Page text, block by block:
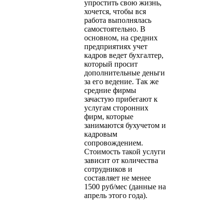
упростить свою жизнь,
хочется, чтобы вся
работа выполнялась
самостоятельно. В
основном, на средних
предприятиях учет
кадров ведет бухгалтер,
который просит
дополнительные деньги
за его ведение. Так же
средние фирмы
зачастую прибегают к
услугам сторонних
фирм, которые
занимаются бухучетом и
кадровым
сопровождением.
Стоимость такой услуги
зависит от количества
сотрудников и
составляет не менее
1500 руб/мес (данные на
апрель этого года).